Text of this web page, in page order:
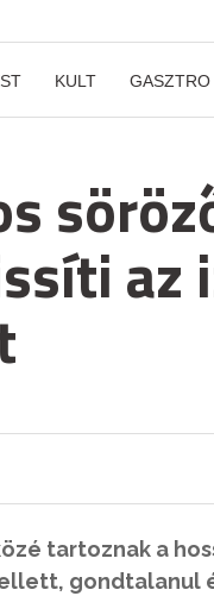
KULT GASZTRO
az
tartoznak a
gondtalanul